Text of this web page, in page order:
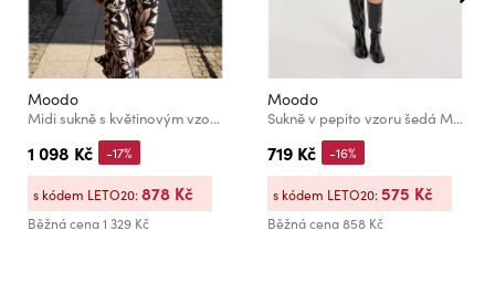
Moodo
Midi sukně s květinovým vzorem tmavě modrá Moodo
1 098 Kč
Běžná cena1 329 Kč
-17%
s kódem LETO20:878 Kč
Moodo
Sukně v pepito vzoru šedá Moodo
719 Kč
Běžná cena858 Kč
-16%
s kódem LETO20:575 Kč